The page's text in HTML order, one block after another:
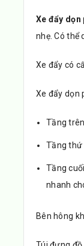
Xe đẩy dọn
nhẹ. Có thể
Xe đẩy có
Xe đẩy dọn
Tầng
Tầng thứ
Tầng
nhanh
Bên hông